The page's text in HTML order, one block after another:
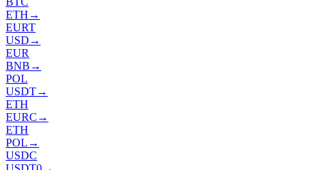
ETH →
EURT
USD →
EUR
BNB →
POL
USDT→
ETH
EURC →
ETH
POL →
USDC